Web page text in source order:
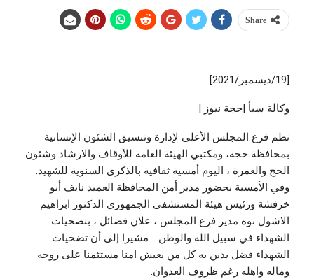
Share
[19/ديسمبر/2021]
وكالة سبأ |حجة نيوز |
نظم فرع المجلس الأعلى لإدارة وتنسيق الشئون الإنسانية
بمحافظة حجة، ومكتبي الهيئة العامة للأوقاف والارشاد وشئون
الحج والعمرة ، اليوم أمسية ثقافية بالذكرى السنوية للشهيد.
وفي الأمسية بحضور مدير أمن المحافظة العميد نايف أبو
خرفشة ورئيس هيئة المستشفى الجمهوري الدكتور ابراهيم
الاشول نوه مدير فرع المجلس ، علان فضائل ، بتضحيات
الشهداء في سبيل الله والوطن .. مشيرا إلى أن تضحيات
الشهداء فضل يدين به كل من يعيش امنا مستئمنا على روحه
وماله واهله رغم ظروف العدوان.